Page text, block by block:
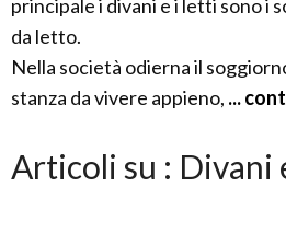
principale i divani e i letti sono i
da letto.
Nella società odierna il
stanza da vivere appieno, ...
Articoli su : Divani